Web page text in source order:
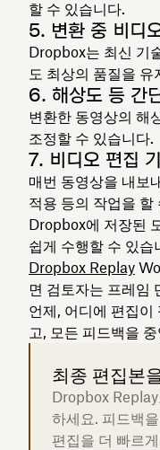
할 수 있습니다.
5. 변환 중 비디
Dropbox는 최신 기
도 최상의 품질을
6. 해상도 등 간
변환한 동영상의 해
조정할 수 있습니다.
7. 비디오 편집
매번 동영상을 내보
적용 등의 작업을 할
Dropbox에 저장된
쉽게 수행할 수 있습
Dropbox Replay
면 검토자는 프레임
언제, 어디에 편집이
고, 모든 피드백을
최종 편집본
Dropbox
하세요. 피드백
편집을 더 빠르